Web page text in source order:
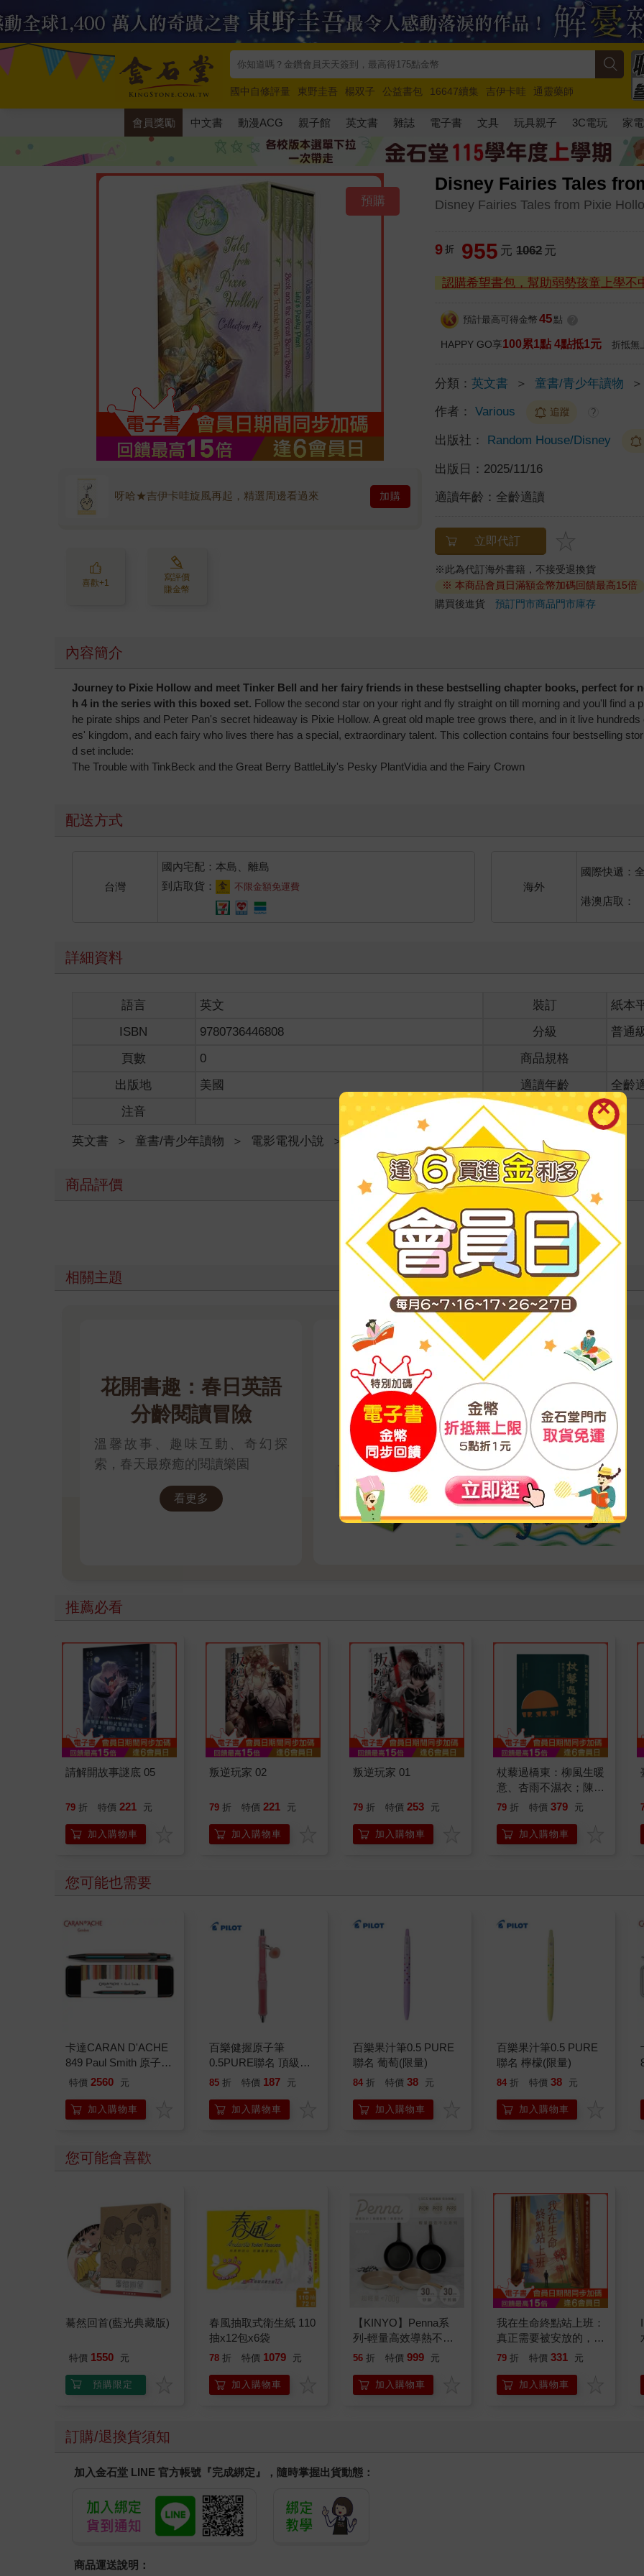
國中自修評量 東野圭吾 楊双子 公益書包 16647續集 吉伊卡哇
通靈藥師
唯紅花綻放
奧德賽 路邊攤新作 馬斯克 玩具總動員5 超慢跑
會員獎勵 中文書 動漫ACG 親子館 英文書 雜誌 電子書 文具 玩具親子 3C電玩 家電
Disney Fairies Tales
Disney Fairies Tales from Pixie
預購
呀哈★吉伊卡哇旋風再起，精選周邊看過來 加購
喜歡+1
寫評價
賺金幣
9 折 955 元 1062 元
認購希望書包，幫助弱勢孩童上學不
預計最高可得金幣 45 點
HAPPY GO享100累1點 4點抵1元 折抵無
分類：英文書 ＞ 童書/青少年讀物 ＞
作者： Various 追蹤 ?
出版社： Random House/Disney
出版日： 2025/11/16
適讀年齡： 全齡適讀
立即代訂
※此為代訂海外書籍，不接受退換貨
※ 本商品會員日滿額金幣加碼回饋最高15倍
購買後進貨預訂門市商品門市庫存
內容簡介
Journey to Pixie Hollow and meet Tinker Bell and her fairy friends in these bestselling chapter books, perfect for
h 4 in the series with this boxed set. Follow the second star on your right and fly straight on till morning and you'll find
he pirate ships and Peter Pan's secret hideaway is Pixie Hollow. A great old maple tree grows there, and in it live
es' kingdom, and each fairy who lives there has a special, extraordinary talent. This collection contains four bestselling
d set include:
The Trouble with TinkBeck and the Great Berry BattleLily's Pesky PlantVidia and the Fairy Crown
配送方式
台灣
國內宅配：本島、離島
到店取貨：
不限金額免運費 海外
國際快遞：
港澳店取：
詳細資料
語言 英文 裝訂
紙本
ISBN
9780736446808 分級
普通
頁數
0
商品規格
出版地
美國 適讀年齡
全齡
注音
級別
英文書 ＞ 童書/青少年讀物 ＞ 電影電視小說 ＞
商品評價
寫評價
相關主題
花開書趣：春日英語
分齡閱讀冒險
溫馨故事、趣味互動、奇幻探
索，春天最療癒的閱讀樂園
看更多
推薦必看
請解開故事謎底 05
79 折 特價 221 元
加入購物車
叛逆玩家 02
79 折 特價 221 元
加入購物車
叛逆玩家 01
79 折 特價 253 元
加入購物車
杖藜過橋東：柳風生暖
意、杏雨不濕衣；陳亮
恭談以心轉境的適齡漫
79 折 特價 379 元
加入購物車
您可能也需要
卡達CARAN D'ACHE
849 Paul Smith 原子筆
ED.5 條紋黑
特價 2560 元
加入購物車
百樂健握原子筆
0.5PURE聯名 頂級白
桃(限量)
85 折 特價 187 元
加入購物車
百樂果汁筆0.5 PURE
聯名 葡萄(限量)
84 折 特價 38 元
加入購物車
百樂果汁筆0.5 PURE
聯名 檸檬(限量)
84 折 特價 38 元
加入購物車
您可能會喜歡
驀然回首(藍光典藏版)
特價 1550 元
預購限定
春風抽取式衛生紙 110
抽x12包x6袋
78 折 特價 1079 元
加入購物車
【KINYO】Penna系
列-輕量高效導熱不沾
平煎鍋30cm
56 折 特價 999 元
加入購物車
我在生命終點站上班：
真正需要被安放的，其
實是留下來的人
79 折 特價 331 元
加入購物車
訂購/退換貨須知
加入金石堂 LINE 官方帳號『完成綁定』，隨時掌握出貨動態：
商品運送說明：